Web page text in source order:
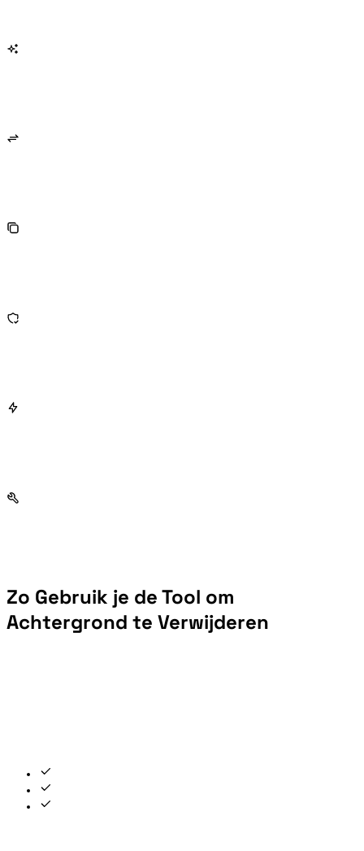
Zo Gebruik je de Tool om
Achtergrond te Verwijderen